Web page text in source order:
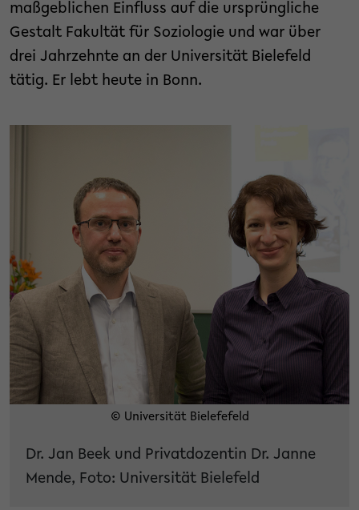
maßgeblichen Einfluss auf die ursprüngliche
Gestalt Fakultät für Soziologie und war über
drei Jahrzehnte an der Universität Bielefeld
tätig. Er lebt heute in Bonn.
© Universität Bielefefeld
Dr. Jan Beek und Privatdozentin Dr. Janne
Mende, Foto: Universität Bielefeld